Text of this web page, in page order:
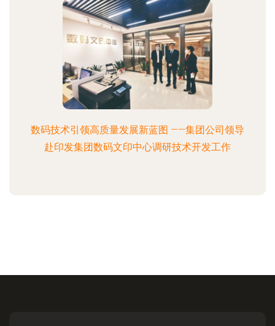
数码技术引领高质量发展新蓝图 ——集团公司领导
赴印发集团数码文印中心调研技术开发工作